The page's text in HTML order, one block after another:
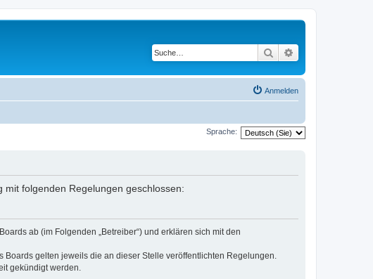
Suche
Anmelden
Sprache:
mit folgenden Regelungen geschlossen:
ab (im Folgenden „Betreiber“) und erklären sich mit den
gelten jeweils die an dieser Stelle veröffentlichten Regelungen.
gekündigt werden.